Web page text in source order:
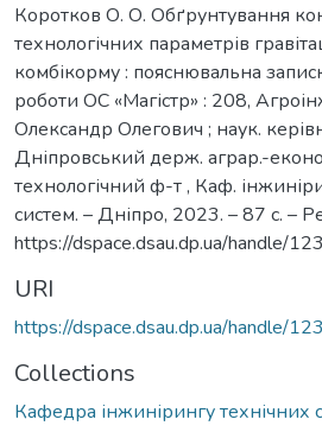
Коротков О. О. Обґрунтування
технологічних параметрів
комбікорму : пояснювальна
роботи ОС «Магістр» : 208,
Олександр Олегович ; наук.
Дніпровський держ. аграр.-
технологічний ф-т , Каф.
систем. – Дніпро, 2023. – 87 с. –
https://dspace.dsau.dp.ua/handle/
URI
https://dspace.dsau.dp.ua/handle/
Collections
Кафедра інжинірингу технічних